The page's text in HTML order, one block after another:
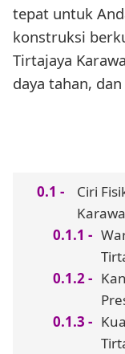
tepat untuk
konstruksi
Tirtajaya
daya tahan,
Ciri